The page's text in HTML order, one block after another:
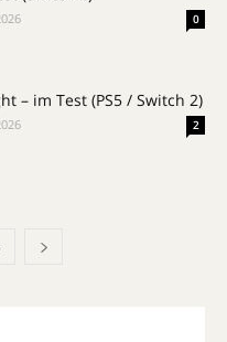
0
– im Test (PS5 / Switch 2)
2